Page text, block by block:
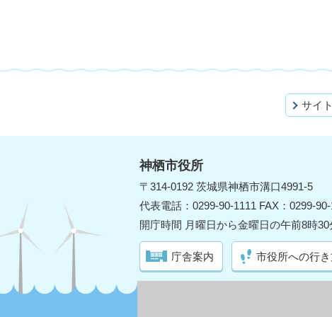
サイ
神栖市役所
〒314-0192 茨城県神栖市溝口4991-5
代表電話：0299-90-1111 FAX：0299-90-
開庁時間 月曜日から金曜日の午前8時
庁舎案内 市役所への行